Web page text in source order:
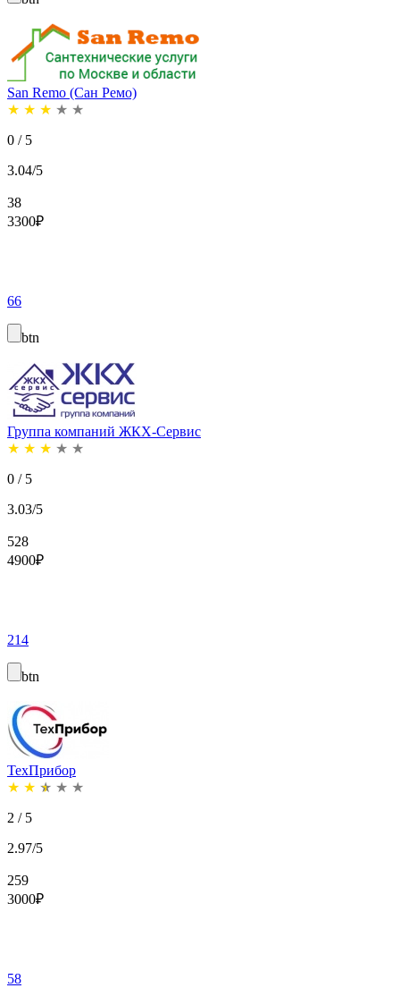
San Remo (Сан Ремо)
★ ★ ★ ★ ★
0 / 5
3.04/5
38
3300₽
66
btn
Группа компаний ЖКХ-Сервис
★ ★ ★ ★ ★
0 / 5
3.03/5
528
4900₽
214
btn
ТехПрибор
★ ★ ★ ★ ★
2 / 5
2.97/5
259
3000₽
58